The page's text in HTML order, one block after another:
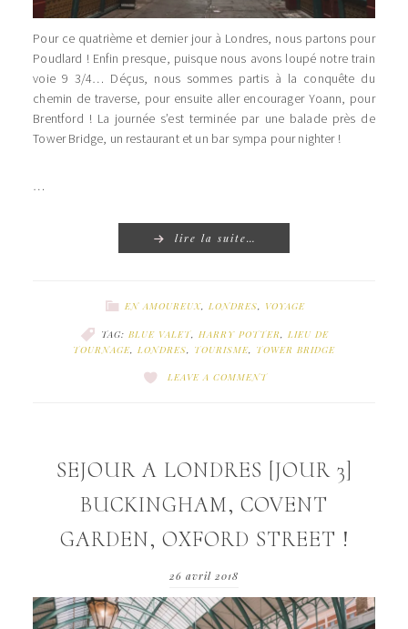
Pour ce quatrième et dernier jour à Londres, nous partons pour
Poudlard ! Enfin presque, puisque nous avons loupé notre train
voie 9 3/4… Déçus, nous sommes partis à la conquête du
chemin de traverse, pour ensuite aller encourager Yoann, pour
Brentford ! La journée s’est terminée par une balade près de
Tower Bridge, un restaurant et un bar sympa pour nighter !
…
lire la suite…
EN AMOUREUX, LONDRES, VOYAGE
TAG: BLUE VALET, HARRY POTTER, LIEU DE
TOURNAGE, LONDRES, TOURISME, TOWER BRIDGE
LEAVE A COMMENT
SEJOUR A LONDRES [JOUR 3]
BUCKINGHAM, COVENT
GARDEN, OXFORD STREET !
26 avril 2018